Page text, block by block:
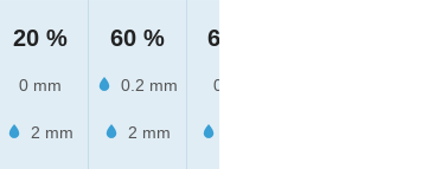
20 %
0 mm
2 mm
60 %
0.2 mm
2 mm
60 %
0 mm